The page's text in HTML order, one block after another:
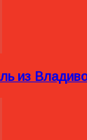
из